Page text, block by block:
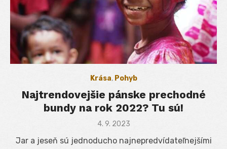
Krása, Pohyb
Najtrendovejšie pánske prechodné
bundy na rok 2022? Tu sú!
Posted
4. 9. 2023
Jar a jeseň sú jednoducho najnepredvídateľnejšími